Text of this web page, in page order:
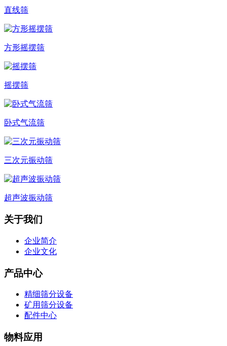
直线筛
方形摇摆筛
摇摆筛
卧式气流筛
三次元振动筛
超声波振动筛
关于我们
企业简介
企业文化
产品中心
精细筛分设备
矿用筛分设备
配件中心
物料应用